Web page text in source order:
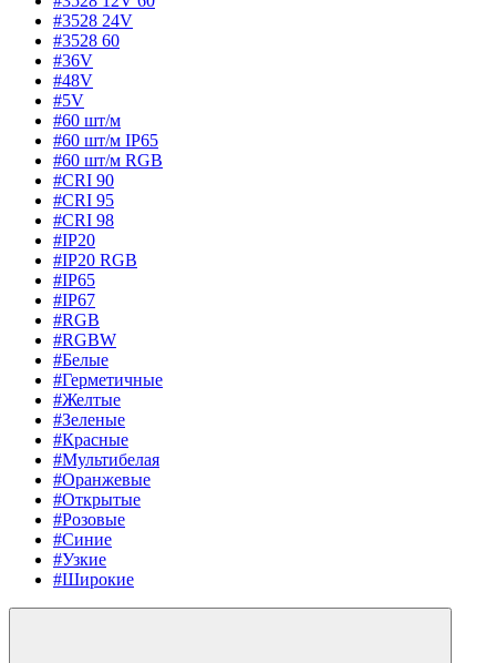
#3528 24V
#3528 60
#36V
#48V
#5V
#60 шт/м
#60 шт/м IP65
#60 шт/м RGB
#CRI 90
#CRI 95
#CRI 98
#IP20
#IP20 RGB
#IP65
#IP67
#RGB
#RGBW
#Белые
#Герметичные
#Желтые
#Зеленые
#Красные
#Мультибелая
#Оранжевые
#Открытые
#Розовые
#Синие
#Узкие
#Широкие